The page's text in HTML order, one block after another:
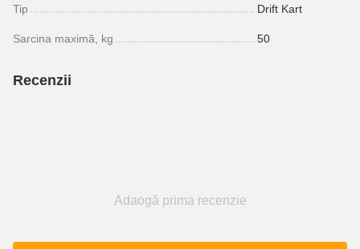
Tip Drift Kart
Sarcina maximă, kg 50
Recenzii
Adaogă prima recenzie